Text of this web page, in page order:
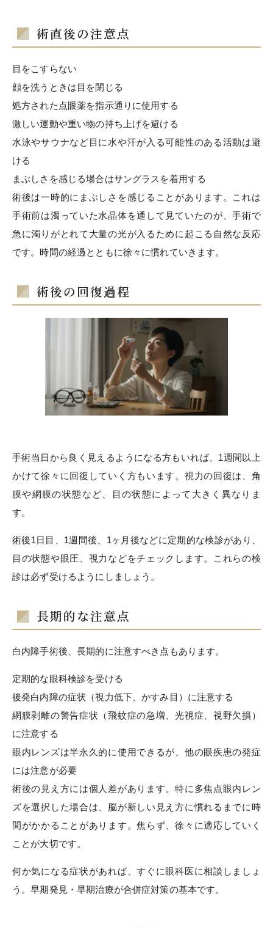
術直後の注意点
目をこすらない
顔を洗うときは目を閉じる
処方された点眼薬を指示通りに使用する
激しい運動や重い物の持ち上げを避ける
水泳やサウナなど目に水や汗が入る可能性のある活動は避
ける
まぶしさを感じる場合はサングラスを着用する
術後は一時的にまぶしさを感じることがあります。これは
手術前は濁っていた水晶体を通して見ていたのが、手術で
急に濁りがとれて大量の光が入るために起こる自然な反応
です。時間の経過とともに徐々に慣れていきます。
術後の回復過程
手術当日から良く見えるようになる方もいれば、1週間以上
かけて徐々に回復していく方もいます。視力の回復は、角
膜や網膜の状態など、目の状態によって大きく異なりま
す。
術後1日目、1週間後、1ヶ月後などに定期的な検診があり、
目の状態や眼圧、視力などをチェックします。これらの検
診は必ず受けるようにしましょう。
長期的な注意点
白内障手術後、長期的に注意すべき点もあります。
定期的な眼科検診を受ける
後発白内障の症状（視力低下、かすみ目）に注意する
網膜剥離の警告症状（飛蚊症の急増、光視症、視野欠損）
に注意する
眼内レンズは半永久的に使用できるが、他の眼疾患の発症
には注意が必要
術後の見え方には個人差があります。特に多焦点眼内レン
ズを選択した場合は、脳が新しい見え方に慣れるまでに時
間がかかることがあります。焦らず、徐々に適応していく
ことが大切です。
何か気になる症状があれば、すぐに眼科医に相談しましょ
う。早期発見・早期治療が合併症対策の基本です。